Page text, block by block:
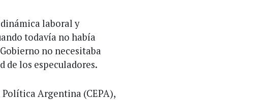
laboral y
todavía no había
no necesitaba
de los especuladores.
Argentina (CEPA),